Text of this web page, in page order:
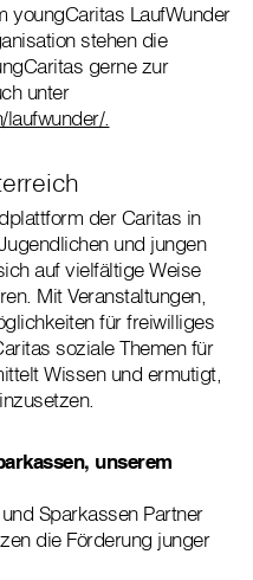
youngCaritas LaufWunder
stehen die
gerne zur
unter
.
der Caritas in
und jungen
auf vielfältige Weise
Mit Veranstaltungen,
für freiwilliges
soziale Themen für
Wissen und ermutigt,
unserem
Sparkassen Partner
die Förderung junger